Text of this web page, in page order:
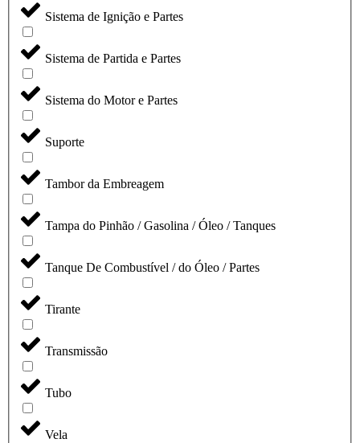
Sistema de Ignição e Partes
Sistema de Partida e Partes
Sistema do Motor e Partes
Suporte
Tambor da Embreagem
Tampa do Pinhão / Gasolina / Óleo / Tanques
Tanque De Combustível / do Óleo / Partes
Tirante
Transmissão
Tubo
Vela